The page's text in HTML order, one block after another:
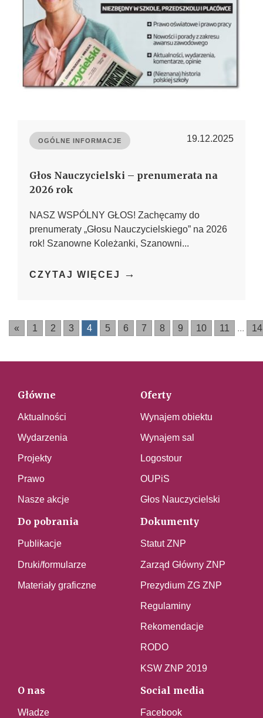
OGÓLNE INFORMACJE 19.12.2025
Głos Nauczycielski – prenumerata na
2026 rok
NASZ WSPÓLNY GŁOS! Zachęcamy do
prenumeraty „Głosu Nauczycielskiego” na 2026
rok! Szanowne Koleżanki, Szanowni...
CZYTAJ WIĘCEJ →
« 1 2 3 4 5 6 7 8 9 10 11 ...
Główne
Aktualności
Wydarzenia
Projekty
Prawo
Nasze akcje
Oferty
Wynajem obiektu
Wynajem sal
Logostour
OUPiS
Głos Nauczycielski
Do pobrania
Publikacje
Druki/formularze
Materiały graficzne
Dokumenty
Statut ZNP
Zarząd Główny ZNP
Prezydium ZG ZNP
Regulaminy
Rekomendacje
RODO
KSW ZNP 2019
O nas
Władze
Social media
Facebook